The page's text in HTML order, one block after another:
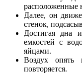
расположенные
Далее, он
стенок,
Достигая дна
емкостей с
яйцами.
Воздух опять
повторяется.